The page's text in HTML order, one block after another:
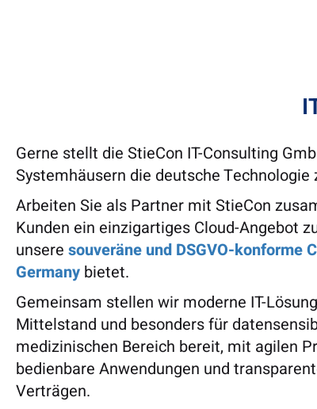
Gerne stellt die StieCon IT-Consulting
Systemhäusern die deutsche Technologie
Arbeiten Sie als Partner mit StieCon
Kunden ein einzigartiges Cloud-Angebot
unsere souveräne und DSGVO-konforme
Germany bietet.
Gemeinsam stellen wir moderne IT-
Mittelstand und besonders für
medizinischen Bereich bereit, mit agilen
bedienbare Anwendungen und
Verträgen.